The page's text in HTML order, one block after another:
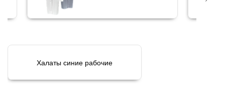
Халаты синие рабочие